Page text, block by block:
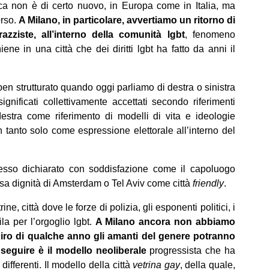
non è di certo nuovo, in Europa come in Italia, ma
A Milano, in particolare, avvertiamo un ritorno di
all’interno della comunità lgbt, fenomeno
in una città che dei diritti lgbt ha fatto da anni il
strutturato quando oggi parliamo di destra o sinistra
collettivamente accettati secondo riferimenti
come riferimento di modelli di vita e ideologie
solo come espressione elettorale all’interno del
dichiarato con soddisfazione come il capoluogo
dignità di Amsterdam o Tel Aviv come città friendly.
città dove le forze di polizia, gli esponenti politici, i
per l’orgoglio lgbt. A Milano ancora non abbiamo
di qualche anno gli amanti del genere potranno
è il modello neoliberaleprogressista che ha
Il modello della città vetrina gay, della quale,